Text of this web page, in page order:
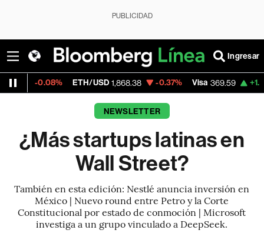
PUBLICIDAD
Ingresar
ETH/USD 1,868.38 -0.37% Visa 369.59 +1.07%
NEWSLETTER
¿Más startups latinas en
Wall Street?
También en esta edición: Nestlé anuncia inversión en
México | Nuevo round entre Petro y la Corte
Constitucional por estado de conmoción | Microsoft
investiga a un grupo vinculado a DeepSeek.